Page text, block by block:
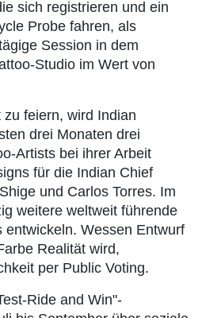
sich registrieren und ein
Probe fahren, als
Session in dem
Studio im Wert von
feiern, wird Indian
drei Monaten drei
Artists bei ihrer Arbeit
für die Indian Chief
und Carlos Torres. Im
weitere weltweit führende
entwickeln. Wessen Entwurf
Realität wird,
per Public Voting.
Ride and Win"-